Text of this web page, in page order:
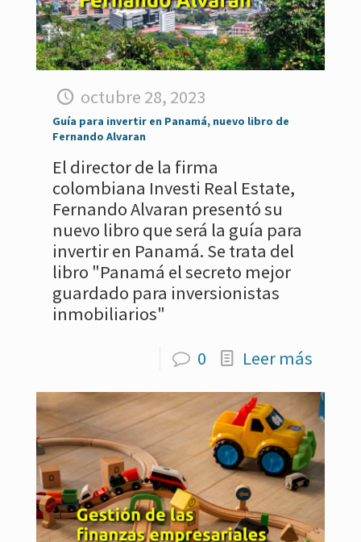
octubre 28, 2023
Guía para invertir en Panamá, nuevo libro de
Fernando Alvaran
El director de la firma
colombiana Investi Real Estate,
Fernando Alvaran presentó su
nuevo libro que será la guía para
invertir en Panamá. Se trata del
libro "Panamá el secreto mejor
guardado para inversionistas
inmobiliarios"
0
Leer más